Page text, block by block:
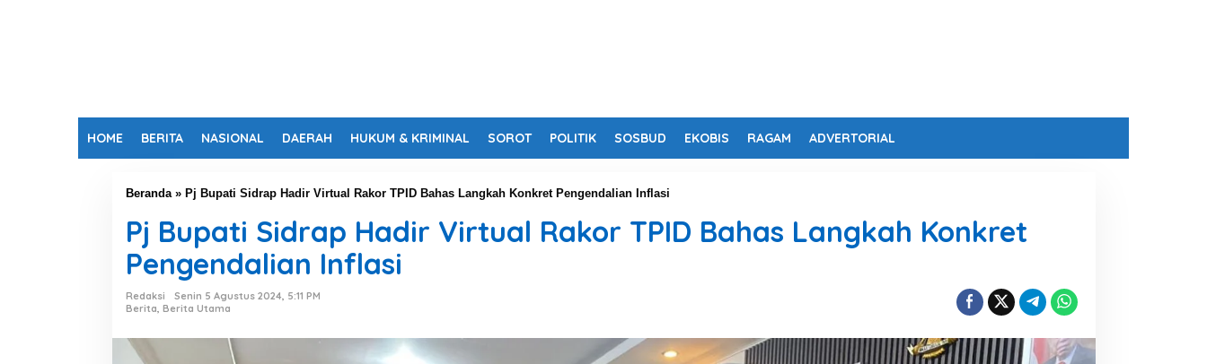
HOME BERITA NASIONAL DAERAH HUKUM & KRIMINAL SOROT POLITIK SOSBUD EKOBIS RAGAM ADVERTORIAL
Beranda» Pj Bupati Sidrap Hadir Virtual Rakor TPID Bahas Langkah Konkret Pengendalian Inflasi
Pj Bupati Sidrap Hadir Virtual Rakor TPID Bahas Langkah Konkret
Pengendalian Inflasi
Redaksi
Senin 5 Agustus 2024, 5:11 PM
Berita, Berita Utama